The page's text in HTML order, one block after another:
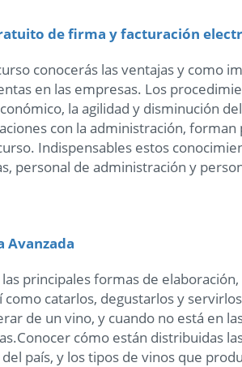
de firma y facturación
conocerás las ventajas y como
en las empresas. Los
la agilidad y disminución
con la administración,
Indispensables estos
personal de administración y
Avanzada
principales formas de
como catarlos, degustarlos y
de un vino, y cuando no está en
cómo están distribuidas
país, y los tipos de vinos que